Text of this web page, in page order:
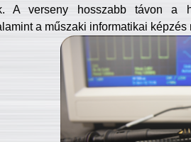
A verseny hosszabb távon a
a műszaki informatikai képzés